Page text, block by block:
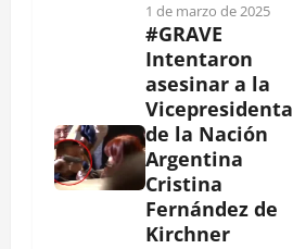
1 de marzo de 2025
#GRAVE
Intentaron
asesinar a la
Vicepresidenta
de la Nación
Argentina
Cristina
Fernández de
Kirchner